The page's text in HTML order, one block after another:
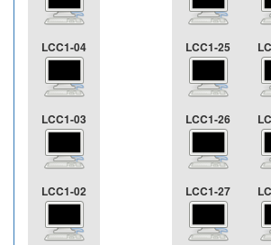
LCC1-04 LCC1-25
LCC1-03 LCC1-26
LCC1-02 LCC1-27